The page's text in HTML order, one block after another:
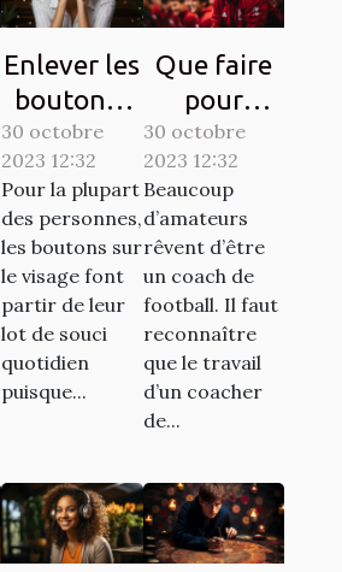
Enlever les
boutons :
comment
s’y
prendre ?
30 octobre
2023 12:32
Pour la plupart
des personnes,
les boutons sur
le visage font
partir de leur
lot de souci
quotidien
puisque...
Que faire
pour
devenir un
bon coach
de
football ?
30 octobre
2023 12:32
Beaucoup
d’amateurs
rêvent d’être
un coach de
football. Il faut
reconnaître
que le travail
d’un coacher
de...